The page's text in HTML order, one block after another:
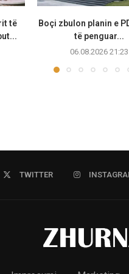
të
Boçi zbulon planin e
të penguar...
06.08.2026 21:23
TWITTER